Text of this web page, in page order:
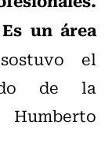
un área
el
de la
Humberto